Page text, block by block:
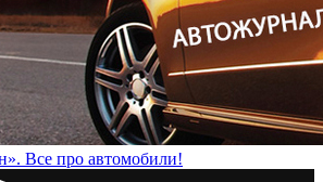
Все про автомобили!